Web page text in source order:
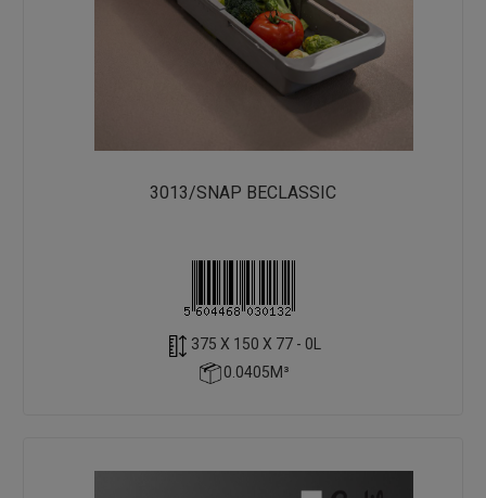
3013/SNAP BECLASSIC
375 X 150 X 77 - 0L
0.0405M³